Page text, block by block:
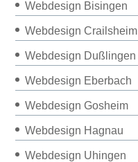
Webdesign Bisingen
Webdesign Crailsheim
Webdesign Dußlingen
Webdesign Eberbach
Webdesign Gosheim
Webdesign Hagnau
Webdesign Uhingen